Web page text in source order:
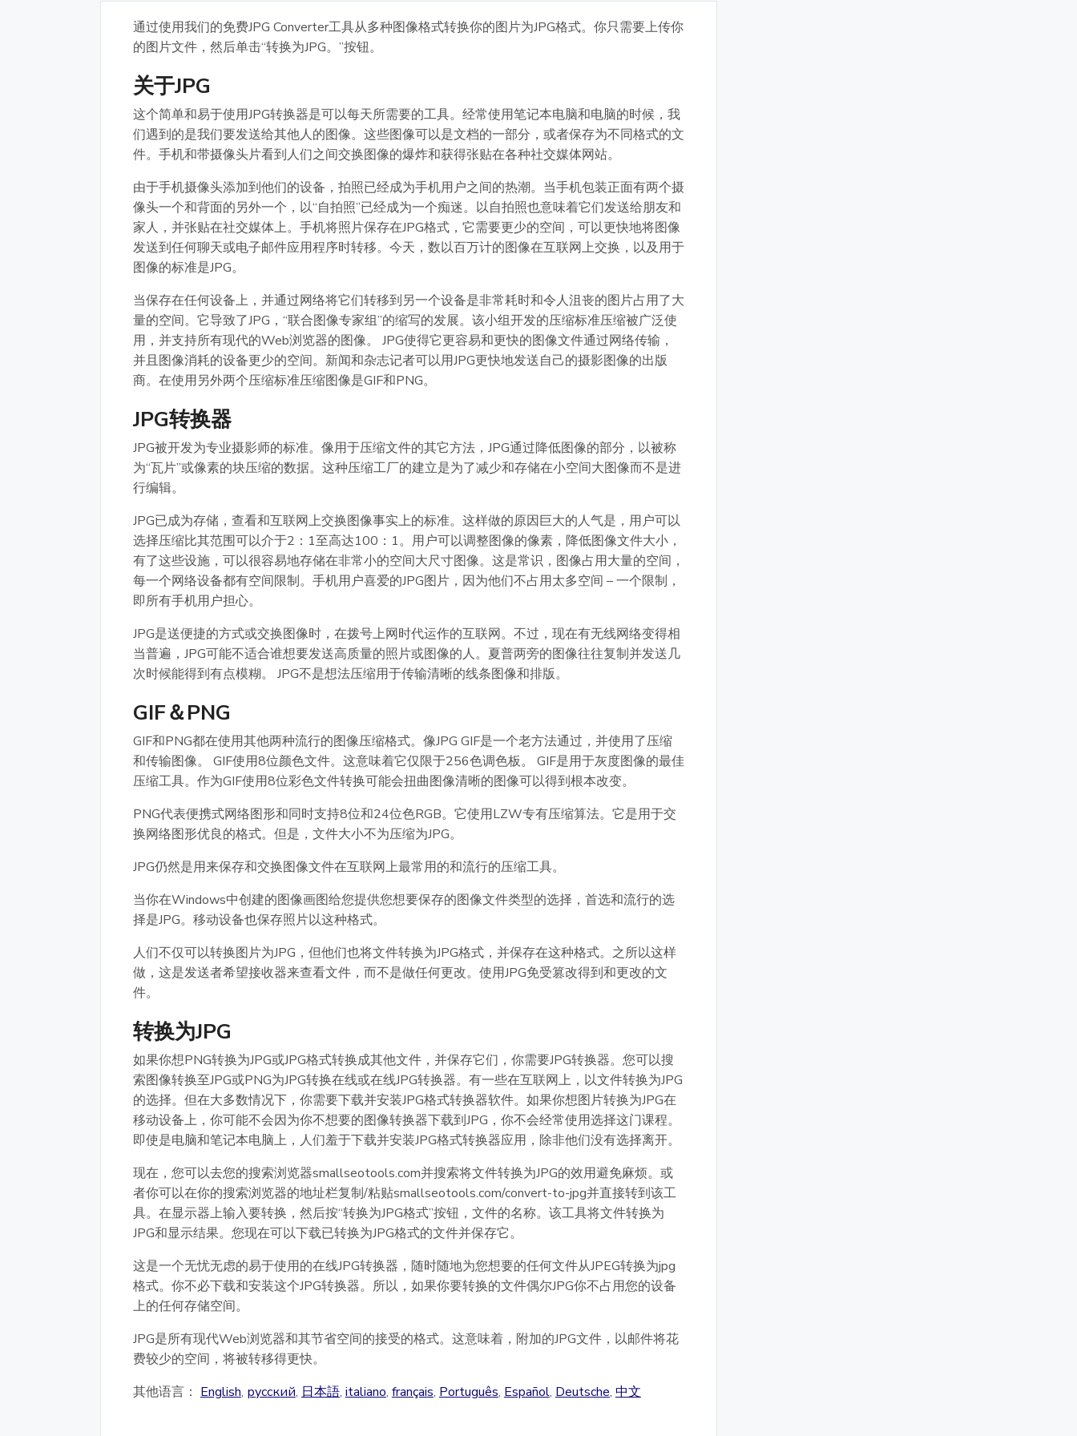
通过使用我们的免费JPG Converter工具从多种图像格式转换你的图片为JPG格式。你只需要上传你
的图片文件，然后单击“转换为JPG。”按钮。
关于JPG
这个简单和易于使用JPG转换器是可以每天所需要的工具。经常使用笔记本电脑和电脑的时候，我
们遇到的是我们要发送给其他人的图像。这些图像可以是文档的一部分，或者保存为不同格式的文
件。手机和带摄像头片看到人们之间交换图像的爆炸和获得张贴在各种社交媒体网站。
由于手机摄像头添加到他们的设备，拍照已经成为手机用户之间的热潮。当手机包装正面有两个摄
像头一个和背面的另外一个，以“自拍照”已经成为一个痴迷。以自拍照也意味着它们发送给朋友和
家人，并张贴在社交媒体上。手机将照片保存在JPG格式，它需要更少的空间，可以更快地将图像
发送到任何聊天或电子邮件应用程序时转移。今天，数以百万计的图像在互联网上交换，以及用于
图像的标准是JPG。
当保存在任何设备上，并通过网络将它们转移到另一个设备是非常耗时和令人沮丧的图片占用了大
量的空间。它导致了JPG，“联合图像专家组”的缩写的发展。该小组开发的压缩标准压缩被广泛使
用，并支持所有现代的Web浏览器的图像。 JPG使得它更容易和更快的图像文件通过网络传输，
并且图像消耗的设备更少的空间。新闻和杂志记者可以用JPG更快地发送自己的摄影图像的出版
商。在使用另外两个压缩标准压缩图像是GIF和PNG。
JPG转换器
JPG被开发为专业摄影师的标准。像用于压缩文件的其它方法，JPG通过降低图像的部分，以被称
为“瓦片”或像素的块压缩的数据。这种压缩工厂的建立是为了减少和存储在小空间大图像而不是进
行编辑。
JPG已成为存储，查看和互联网上交换图像事实上的标准。这样做的原因巨大的人气是，用户可以
选择压缩比其范围可以介于2：1至高达100：1。用户可以调整图像的像素，降低图像文件大小，
有了这些设施，可以很容易地存储在非常小的空间大尺寸图像。这是常识，图像占用大量的空间，
每一个网络设备都有空间限制。手机用户喜爱的JPG图片，因为他们不占用太多空间 – 一个限制，
即所有手机用户担心。
JPG是送便捷的方式或交换图像时，在拨号上网时代运作的互联网。不过，现在有无线网络变得相
当普遍，JPG可能不适合谁想要发送高质量的照片或图像的人。夏普两旁的图像往往复制并发送几
次时候能得到有点模糊。 JPG不是想法压缩用于传输清晰的线条图像和排版。
GIF＆PNG
GIF和PNG都在使用其他两种流行的图像压缩格式。像JPG GIF是一个老方法通过，并使用了压缩
和传输图像。 GIF使用8位颜色文件。这意味着它仅限于256色调色板。 GIF是用于灰度图像的最佳
压缩工具。作为GIF使用8位彩色文件转换可能会扭曲图像清晰的图像可以得到根本改变。
PNG代表便携式网络图形和同时支持8位和24位色RGB。它使用LZW专有压缩算法。它是用于交
换网络图形优良的格式。但是，文件大小不为压缩为JPG。
JPG仍然是用来保存和交换图像文件在互联网上最常用的和流行的压缩工具。
当你在Windows中创建的图像画图给您提供您想要保存的图像文件类型的选择，首选和流行的选
择是JPG。移动设备也保存照片以这种格式。
人们不仅可以转换图片为JPG，但他们也将文件转换为JPG格式，并保存在这种格式。之所以这样
做，这是发送者希望接收器来查看文件，而不是做任何更改。使用JPG免受篡改得到和更改的文
件。
转换为JPG
如果你想PNG转换为JPG或JPG格式转换成其他文件，并保存它们，你需要JPG转换器。您可以搜
索图像转换至JPG或PNG为JPG转换在线或在线JPG转换器。有一些在互联网上，以文件转换为JPG
的选择。但在大多数情况下，你需要下载并安装JPG格式转换器软件。如果你想图片转换为JPG在
移动设备上，你可能不会因为你不想要的图像转换器下载到JPG，你不会经常使用选择这门课程。
即使是电脑和笔记本电脑上，人们羞于下载并安装JPG格式转换器应用，除非他们没有选择离开。
现在，您可以去您的搜索浏览器smallseotools.com并搜索将文件转换为JPG的效用避免麻烦。或
者你可以在你的搜索浏览器的地址栏复制/粘贴smallseotools.com/convert-to-jpg并直接转到该工
具。在显示器上输入要转换，然后按“转换为JPG格式”按钮，文件的名称。该工具将文件转换为
JPG和显示结果。您现在可以下载已转换为JPG格式的文件并保存它。
这是一个无忧无虑的易于使用的在线JPG转换器，随时随地为您想要的任何文件从JPEG转换为jpg
格式。你不必下载和安装这个JPG转换器。所以，如果你要转换的文件偶尔JPG你不占用您的设备
上的任何存储空间。
JPG是所有现代Web浏览器和其节省空间的接受的格式。这意味着，附加的JPG文件，以邮件将花
费较少的空间，将被转移得更快。
其他语言： English, русский, 日本語, italiano, français, Português, Español, Deutsche, 中文